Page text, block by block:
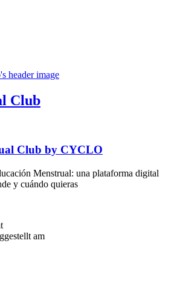
Club
Club by CYCLO
Menstrual: una plataforma digital
y cuándo quieras
am